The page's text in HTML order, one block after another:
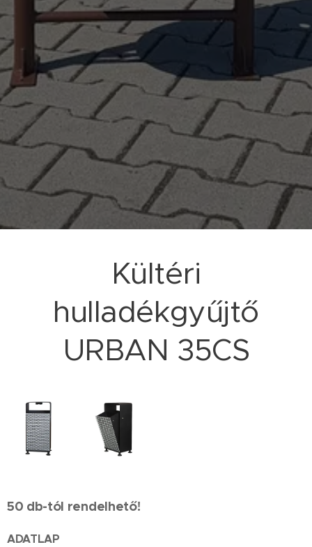
Kültéri
hulladékgyűjtő
URBAN 35CS
50 db-tól rendelhető!
ADATLAP